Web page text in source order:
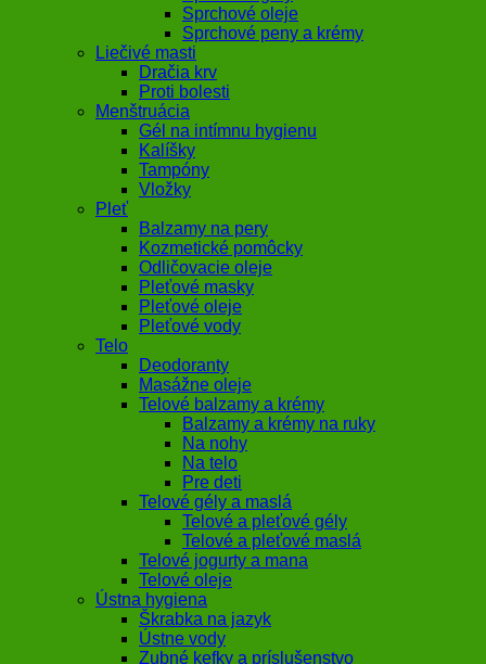
Sprchové oleje
Sprchové peny a krémy
Liečivé masti
Dračia krv
Proti bolesti
Menštruácia
Gél na intímnu hygienu
Kalíšky
Tampóny
Vložky
Pleť
Balzamy na pery
Kozmetické pomôcky
Odličovacie oleje
Pleťové masky
Pleťové oleje
Pleťové vody
Telo
Deodoranty
Masážne oleje
Telové balzamy a krémy
Balzamy a krémy na ruky
Na nohy
Na telo
Pre deti
Telové gély a maslá
Telové a pleťové gély
Telové a pleťové maslá
Telové jogurty a mana
Telové oleje
Ústna hygiena
Škrabka na jazyk
Ústne vody
Zubné kefky a príslušenstvo